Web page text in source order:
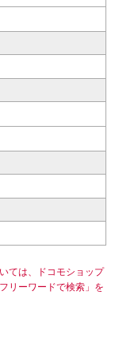
ては、ドコモショップ
リーワードで検索」を